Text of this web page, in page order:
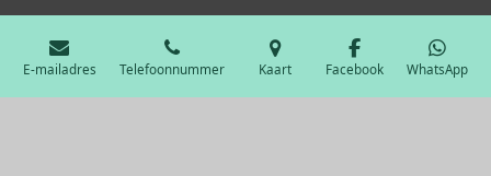
E-mailadres Telefoonnummer Kaart Facebook WhatsApp